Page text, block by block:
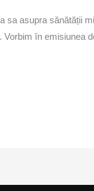
asupra sănătății
în emisiunea